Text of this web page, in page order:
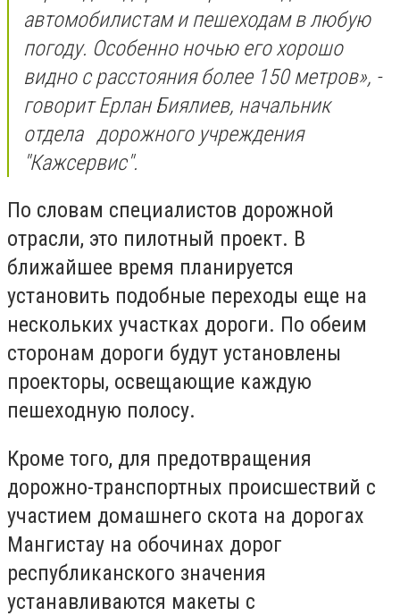
автомобилистам и пешеходам в любую
погоду. Особенно ночью его хорошо
видно с расстояния более 150 метров», -
говорит Ерлан Биялиев, начальник
отделадорожного учреждения
"Кажсервис".
По словам специалистов дорожной
отрасли, это пилотный проект. В
ближайшее время планируется
установить подобные переходы еще на
нескольких участках дороги. По обеим
сторонам дороги будут установлены
проекторы, освещающие каждую
пешеходную полосу.
Кроме того, для предотвращения
дорожно-транспортных происшествий с
участием домашнего скота на дорогах
Мангистау на обочинах дорог
республиканского значения
устанавливаются макеты с